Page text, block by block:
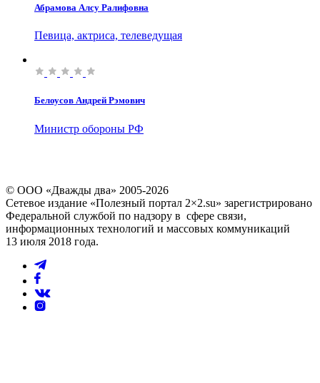
Абрамова Алсу Ралифовна
Певица, актриса, телеведущая
Белоусов Андрей Рэмович
Министр обороны РФ
© ООО «Дважды два» 2005-2026
Сетевое издание «Полезный портал 2×2.su» зарегистрировано
Федеральной службой по надзору в сфере связи,
информационных технологий и массовых коммуникаций
13 июля 2018 года.